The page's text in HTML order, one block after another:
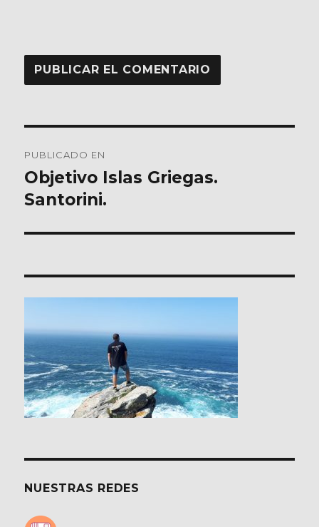
de
entradas
PUBLICADO EN
Objetivo Islas Griegas.
Santorini.
NUESTRAS REDES